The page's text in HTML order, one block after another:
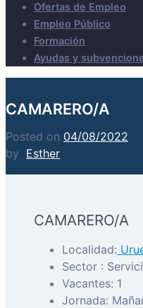
Ofertas de Empleo
Empleo Público
Formación
Ayudas y
CAMARERO/A
Posted on 04/08/2022
by Esther
CAMARERO/A
Localidad:
Sector :
Vacantes: 1
Jornada: